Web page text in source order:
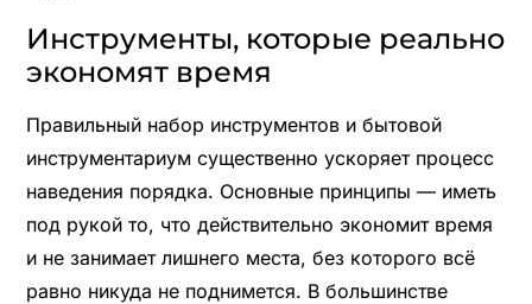
Инструменты, которые реально
экономят время
Правильный набор инструментов и бытовой
инструментариум существенно ускоряет процесс
наведения порядка. Основные принципы — иметь
под рукой то, что действительно экономит время
и не занимает лишнего места, без которого всё
равно никуда не поднимется. В большинстве